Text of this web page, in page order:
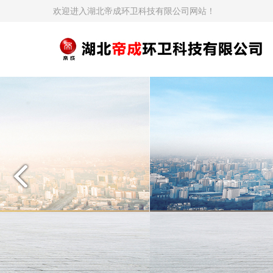
欢迎进入湖北帝成环卫科技有限公司网站！